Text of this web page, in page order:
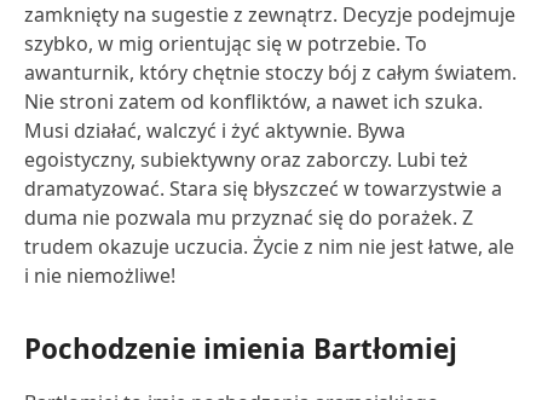
zamknięty na sugestie z zewnątrz. Decyzje podejmuje
szybko, w mig orientując się w potrzebie. To
awanturnik, który chętnie stoczy bój z całym światem.
Nie stroni zatem od konfliktów, a nawet ich szuka.
Musi działać, walczyć i żyć aktywnie. Bywa
egoistyczny, subiektywny oraz zaborczy. Lubi też
dramatyzować. Stara się błyszczeć w towarzystwie a
duma nie pozwala mu przyznać się do porażek. Z
trudem okazuje uczucia. Życie z nim nie jest łatwe, ale
i nie niemożliwe!
Pochodzenie imienia Bartłomiej